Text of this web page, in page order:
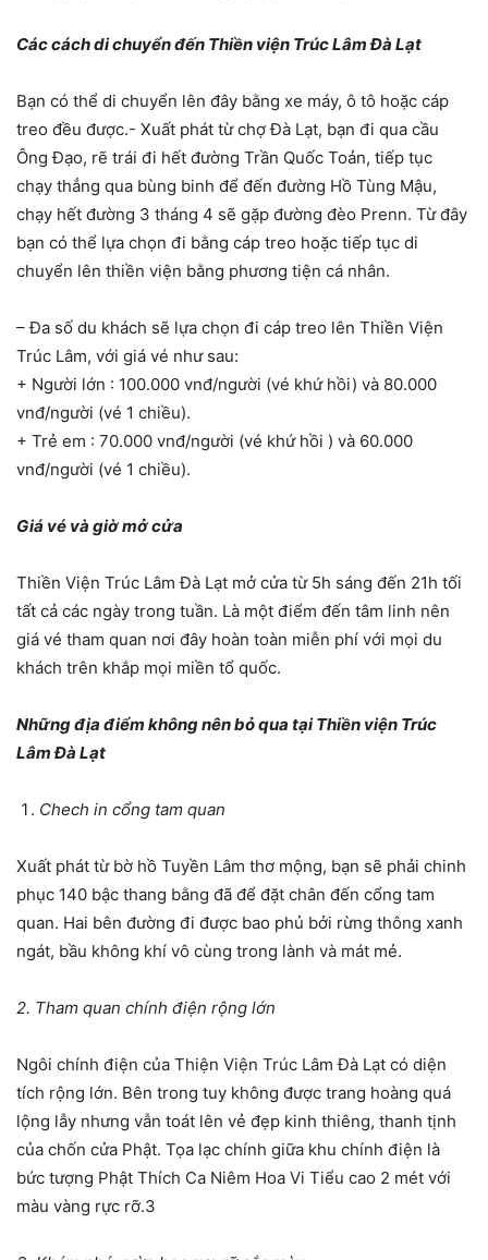
Các cách di chuyển đến Thiền viện Trúc Lâm Đà Lạt
Bạn có thể di chuyển lên đây bằng xe máy, ô tô hoặc cáp
treo đều được.- Xuất phát từ chợ Đà Lạt, bạn đi qua cầu
Ông Đạo, rẽ trái đi hết đường Trần Quốc Toản, tiếp tục
chạy thẳng qua bùng binh để đến đường Hồ Tùng Mậu,
chạy hết đường 3 tháng 4 sẽ gặp đường đèo Prenn. Từ đây
bạn có thể lựa chọn đi bằng cáp treo hoặc tiếp tục di
chuyển lên thiền viện bằng phương tiện cá nhân.
– Đa số du khách sẽ lựa chọn đi cáp treo lên Thiền Viện
Trúc Lâm, với giá vé như sau:
+ Người lớn : 100.000 vnđ/người (vé khứ hồi) và 80.000
vnđ/người (vé 1 chiều).
+ Trẻ em : 70.000 vnđ/người (vé khứ hồi ) và 60.000
vnđ/người (vé 1 chiều).
Giá vé và giờ mở cửa
Thiền Viện Trúc Lâm Đà Lạt mở cửa từ 5h sáng đến 21h tối
tất cả các ngày trong tuần. Là một điểm đến tâm linh nên
giá vé tham quan nơi đây hoàn toàn miễn phí với mọi du
khách trên khắp mọi miền tổ quốc.
Những địa điểm không nên bỏ qua tại Thiền viện Trúc
Lâm Đà Lạt
Chech in cổng tam quan
Xuất phát từ bờ hồ Tuyền Lâm thơ mộng, bạn sẽ phải chinh
phục 140 bậc thang bằng đã để đặt chân đến cổng tam
quan. Hai bên đường đi được bao phủ bởi rừng thông xanh
ngát, bầu không khí vô cùng trong lành và mát mẻ.
2. Tham quan chính điện rộng lớn
Ngôi chính điện của Thiện Viện Trúc Lâm Đà Lạt có diện
tích rộng lớn. Bên trong tuy không được trang hoàng quá
lộng lẫy nhưng vẫn toát lên vẻ đẹp kinh thiêng, thanh tịnh
của chốn cửa Phật. Tọa lạc chính giữa khu chính điện là
bức tượng Phật Thích Ca Niêm Hoa Vi Tiểu cao 2 mét với
màu vàng rực rỡ.3